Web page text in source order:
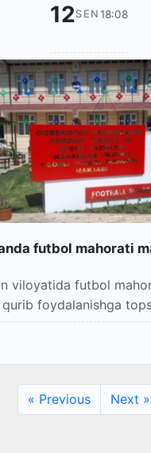
12SEN 18:08
futbol mahorati
viloyatida futbol
foydalanishga
kuni ushbu
bo'lib o'tdi.
« Previous Next »